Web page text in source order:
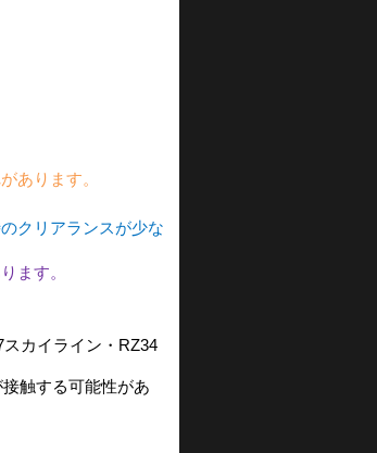
あります。
クリアランスが少な
ます。
カイライン・RZ34
触する可能性があ